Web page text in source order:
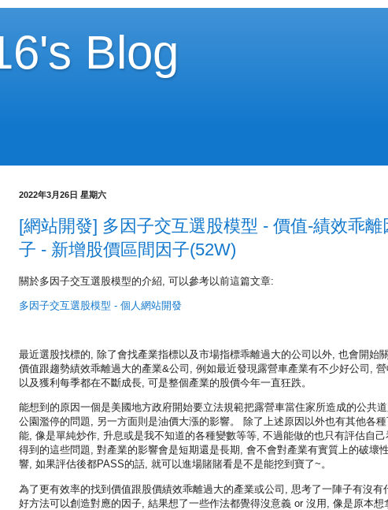
Blog
2022年3月26日 星期六
[網站開發] 多因子交互選股模型 - 價值-績效乖離
子 - 新增股價區間因子(52W)
關於多因子交互選股模型的介紹, 可以參考以前這篇文章:
多因子交互選股模型 - 個人網站開發
最近選股找標的, 除了會找產業指標以及市場指標乖離過大的公司以外, 也會開始
價值跟趨勢績效乖離過大的產業&公司, 例如最近發現露營車產業有不少好公司,
以及獲利每季都在不斷成長, 可是整個產業的股價今年一直狂跌。
能想到的原因一個是美國地方政府開始要立法規範把露營車當住家所造成的公共
公園濫停的問題, 另一方面則是油價大漲的影響。 除了上述原因以外也有其他各
能, 像是單純炒作, 升息或是我不知道的各種變數等等, 不過能做的也只有評估自己
得到的這些問題, 對產業的影響會是短期還是長期, 會不會對產業有實質上的破壞
響, 如果評估後都PASS的話, 就可以進場賭賭看是不是能挖到寶了~。
為了更有效率的找到價值跟股價績效乖離過大的產業或公司, 思考了一陣子有沒有
好方法可以創造對應的因子, 結果想了一些作法都覺得沒意義 or 沒用, 像是原本想